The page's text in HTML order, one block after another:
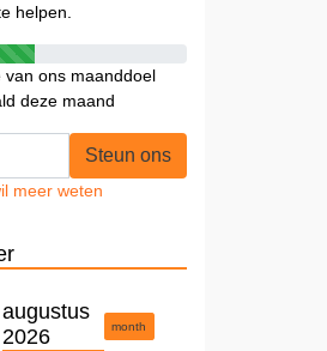
helpen.
van ons maanddoel
deze maand
Steun ons
meer weten
augustus
2026
month